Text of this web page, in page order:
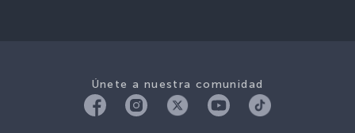
Únete a nuestra comunidad